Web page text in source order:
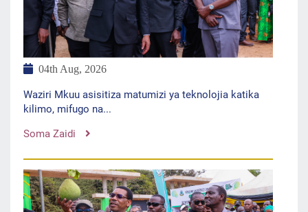
04th Aug, 2026
Waziri Mkuu asisitiza matumizi ya teknolojia katika
kilimo, mifugo na...
Soma Zaidi